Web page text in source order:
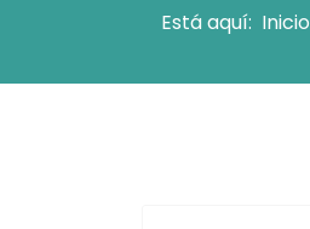
Está aquí: Inicio